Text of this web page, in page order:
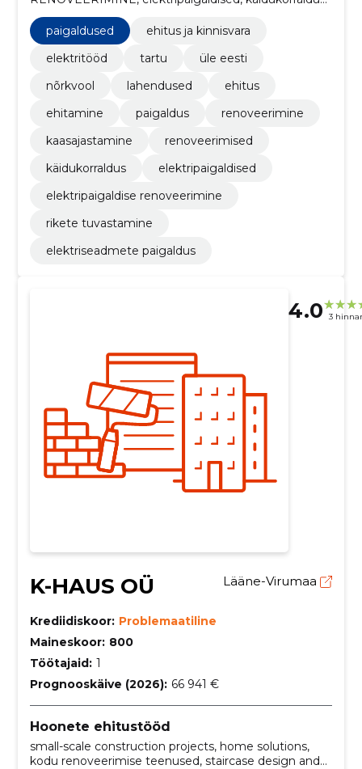
renoveerimised, paigaldused, kaasajastamine,
renoveerimine, ehitamine
paigaldused
ehitus ja kinnisvara
elektritööd
tartu
üle eesti
nõrkvool
lahendused
ehitus
ehitamine
paigaldus
renoveerimine
kaasajastamine
renoveerimised
käidukorraldus
elektripaigaldised
elektripaigaldise renoveerimine
rikete tuvastamine
elektriseadmete paigaldus
4.0 3
K-HAUS OÜ Lääne-Virumaa
Krediidiskoor: Problemaatiline
Maineskoor: 800
Töötajaid: 1
Prognooskäive (2026): 66 941 €
Hoonete ehitustööd
small-scale construction projects, home solutions,
kodu renoveerimise teenused, staircase design and